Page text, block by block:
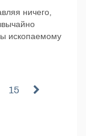
ничего,
ископаемому
15